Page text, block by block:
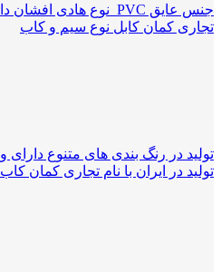
تجاری کمان کابل نوع سیم و کاب
تولید در ایران با نام تجاری کمان کاب